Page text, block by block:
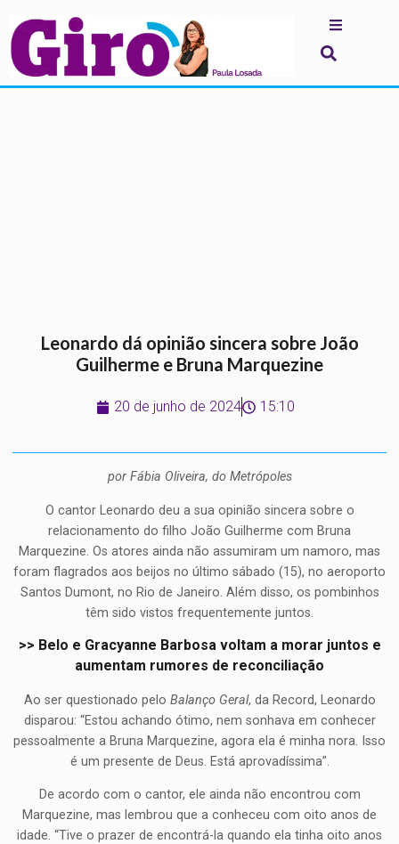
Leonardo dá opinião sincera sobre João
Guilherme e Bruna Marquezine
20 de junho de 2024 15:10
por Fábia Oliveira, do Metrópoles
O cantor Leonardo deu a sua opinião sincera sobre o
relacionamento do filho João Guilherme com Bruna
Marquezine. Os atores ainda não assumiram um namoro, mas
foram flagrados aos beijos no último sábado (15), no aeroporto
Santos Dumont, no Rio de Janeiro. Além disso, os pombinhos
têm sido vistos frequentemente juntos.
>> Belo e Gracyanne Barbosa voltam a morar juntos e
aumentam rumores de reconciliação
Ao ser questionado pelo Balanço Geral, da Record, Leonardo
disparou: “Estou achando ótimo, nem sonhava em conhecer
pessoalmente a Bruna Marquezine, agora ela é minha nora. Isso
é um presente de Deus. Está aprovadíssima”.
De acordo com o cantor, ele ainda não encontrou com
Marquezine, mas lembrou que a conheceu com oito anos de
idade. “Tive o prazer de encontrá-la quando ela tinha oito anos